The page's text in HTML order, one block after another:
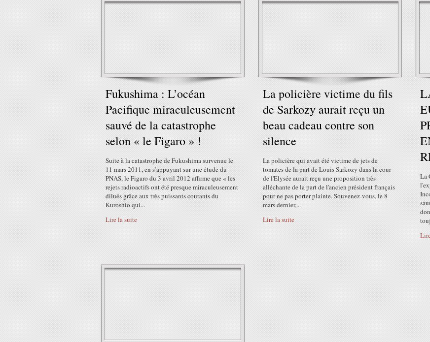
Fukushima : L’océan
Pacifique miraculeusement
sauvé de la catastrophe
selon « le Figaro » !
Suite à la catastrophe de Fukushima survenue le
11 mars 2011, en s’appuyant sur une étude du
PNAS, le Figaro du 3 avril 2012 affirme que « les
rejets radioactifs ont été presque miraculeusement
dilués grâce aux très puissants courants du
Kuroshio qui...
Lire la suite
La policière victime du fils
de Sarkozy aurait reçu un
beau cadeau contre son
silence
La policière qui avait été victime de jets de
tomates de la part de Louis Sarkozy dans la cour
de l'Elysée aurait reçu une proposition très
alléchante de la part de l'ancien président français
pour ne pas porter plainte. Souvenez-vous, le 8
mars dernier,...
Lire la suite
La